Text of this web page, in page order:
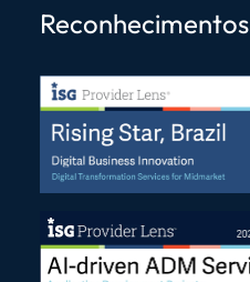
Reconhecimentos